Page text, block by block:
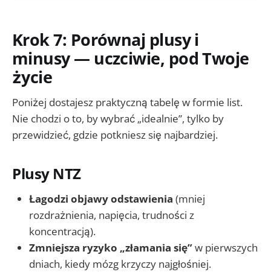
Krok 7: Porównaj plusy i
minusy — uczciwie, pod Twoje
życie
Poniżej dostajesz praktyczną tabelę w formie list.
Nie chodzi o to, by wybrać „idealnie”, tylko by
przewidzieć, gdzie potkniesz się najbardziej.
Plusy NTZ
Łagodzi objawy odstawienia (mniej
rozdrażnienia, napięcia, trudności z
koncentracją).
Zmniejsza ryzyko „złamania się”w pierwszych
dniach, kiedy mózg krzyczy najgłośniej.